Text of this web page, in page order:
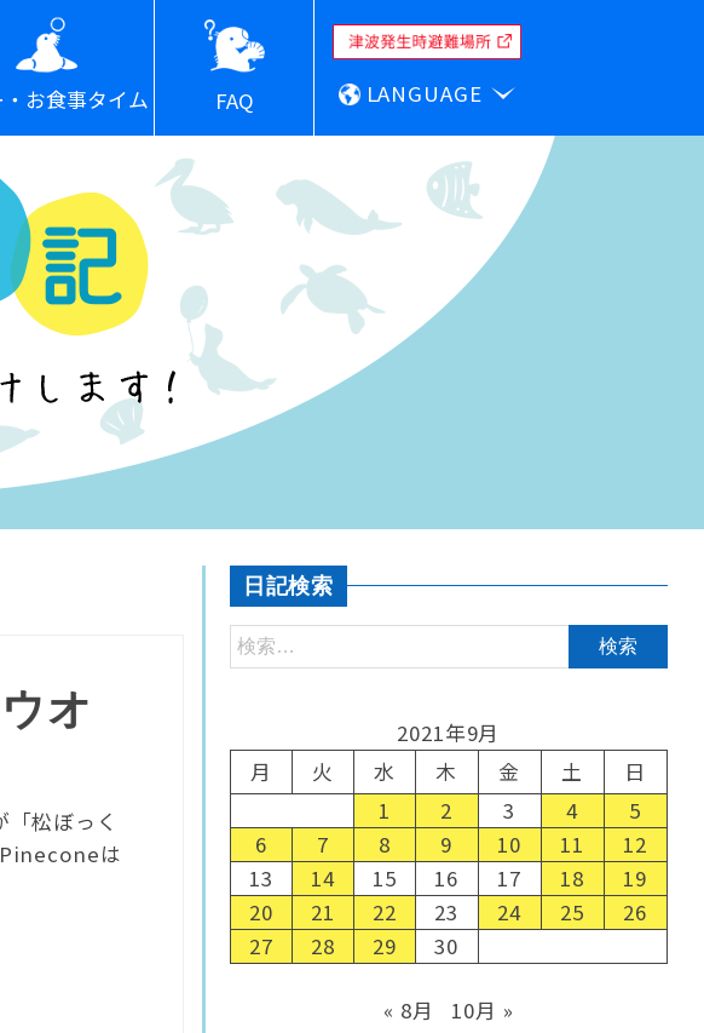
・お食事タイム FAQ LANGUAGE
オ
松ぼっく
は
日記検索
2021年9月
月
火 水 木 金 土
日
1
2 3 4
5
6
7 8 9 10 11
12
13
14 15 16 17 18
19
20
21 22 23 24 25
26
27
28 29 30
« 8月 10月 »